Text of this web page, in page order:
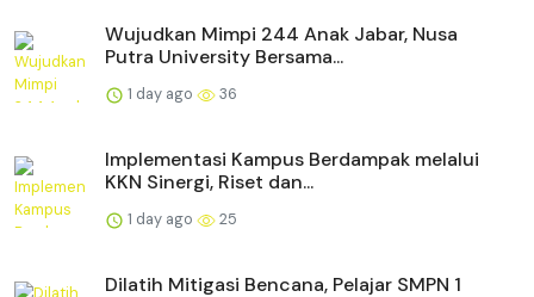
Wujudkan Mimpi 244 Anak Jabar, Nusa
Putra University Bersama...
1 day ago 36
Implementasi Kampus Berdampak melalui
KKN Sinergi, Riset dan...
1 day ago 25
Dilatih Mitigasi Bencana, Pelajar SMPN 1